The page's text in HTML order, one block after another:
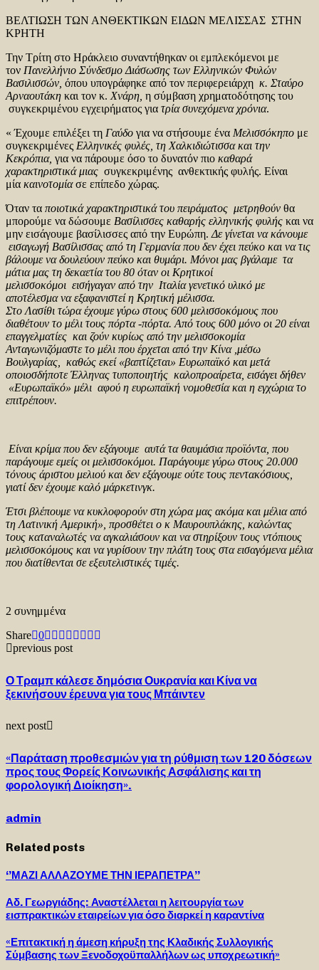
ΒΕΛΤΙΩΣΗ ΤΩΝ ΑΝΘΕΚΤΙΚΩΝ ΕΙΔΩΝ ΜΕΛΙΣΣΑΣ ΣΤΗΝ
ΚΡΗΤΗ
Την Τρίτη στο Ηράκλειο συναντήθηκαν οι εμπλεκόμενοι με
τον Πανελλήνιο Σύνδεσμο Διάσωσης των Ελληνικών Φυλών
Βασιλισσών, όπου υπογράφηκε από τον περιφερειάρχη κ. Σταύρο
Αρναουτάκη και τον κ. Χνάρη, η σύμβαση χρηματοδότησης του
συγκεκριμένου εγχειρήματος για τρία συνεχόμενα χρόνια.
« Έχουμε επιλέξει τη Γαύδο για να στήσουμε ένα Μελισσόκηπο με
συγκεκριμένες Ελληνικές φυλές, τη Χαλκιδιώτισσα και την
Κεκρόπια, για να πάρουμε όσο το δυνατόν πιο καθαρά
χαρακτηριστικά μιας συγκεκριμένης ανθεκτικής φυλής. Είναι
μία καινοτομίασε επίπεδο χώρας.
Όταν τα ποιοτικά χαρακτηριστικά του πειράματος μετρηθούν θα
μπορούμε να δώσουμε Βασίλισσες καθαρής ελληνικής φυλής και να
μην εισάγουμε βασίλισσες από την Ευρώπη. Δε γίνεται να κάνουμε
εισαγωγή Βασίλισσας από τη Γερμανία που δεν έχει πεύκο και να τις
βάλουμε να δουλεύουν πεύκο και θυμάρι. Μόνοι μας βγάλαμε τα
μάτια μας τη δεκαετία του 80 όταν οι Κρητικοί
μελισσοκόμοι εισήγαγαν από την Ιταλία γενετικό υλικό με
αποτέλεσμα να εξαφανιστεί η Κρητική μέλισσα.
Στο Λασίθι τώρα έχουμε γύρω στους 600 μελισσοκόμους που
διαθέτουν το μέλι τους πόρτα -πόρτα. Από τους 600 μόνο οι 20 είναι
επαγγελματίες και ζούν κυρίως από την μελισσοκομία
Ανταγωνιζόμαστε το μέλι που έρχεται από την Κίνα ,μέσω
Βουλγαρίας, καθώς εκεί «βαπτίζεται» Ευρωπαϊκό και μετά
οποιοσδήποτε Έλληνας τυποποιητής καλοπροαίρετα, εισάγει δήθεν
«Ευρωπαϊκό» μέλι αφού η ευρωπαϊκή νομοθεσία και η εγχώρια το
επιτρέπουν.
Είναι κρίμα που δεν εξάγουμε αυτά τα θαυμάσια προϊόντα, που
παράγουμε εμείς οι μελισσοκόμοι. Παράγουμε γύρω στους 20.000
τόνους άριστου μελιού και δεν εξάγουμε ούτε τους πεντακόσιους,
γιατί δεν έχουμε καλό μάρκετινγκ.
Έτσι βλέπουμε να κυκλοφορούν στη χώρα μας ακόμα και μέλια από
τη Λατινική Αμερική», προσθέτει ο κ Μαυρουπλάκης, καλώντας
τους καταναλωτές να αγκαλιάσουν και να στηρίξουν τους ντόπιους
μελισσοκόμους και να γυρίσουν την πλάτη τους στα εισαγόμενα μέλια
που διατίθενται σε εξευτελιστικές τιμές.
2 συνημμένα
Share 0
previous post
Ο Τραμπ κάλεσε δημόσια Ουκρανία και Κίνα να
ξεκινήσουν έρευνα για τους Μπάιντεν
next post
«Παράταση προθεσμιών για τη ρύθμιση των 120 δόσεων
προς τους Φορείς Κοινωνικής Ασφάλισης και τη
φορολογική Διοίκηση».
admin
Related posts
‘’ΜΑΖΙ ΑΛΛΑΖΟΥΜΕ ΤΗΝ ΙΕΡΑΠΕΤΡΑ’’
Αδ. Γεωργιάδης: Αναστέλλεται η λειτουργία των
εισπρακτικών εταιρείων για όσο διαρκεί η καραντίνα
«Επιτακτική η άμεση κήρυξη της Κλαδικής Συλλογικής
Σύμβασης των Ξενοδοχοϋπαλλήλων ως υποχρεωτική»